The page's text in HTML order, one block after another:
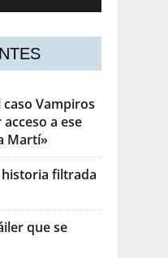
Vampiros
a ese
Martí»
historia filtrada
que se